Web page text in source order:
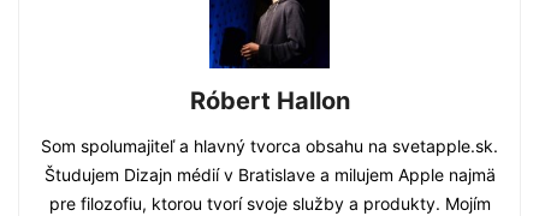
Róbert Hallon
Som spolumajiteľ a hlavný tvorca obsahu na svetapple.sk.
Študujem Dizajn médií v Bratislave a milujem Apple najmä
pre filozofiu, ktorou tvorí svoje služby a produkty. Mojím